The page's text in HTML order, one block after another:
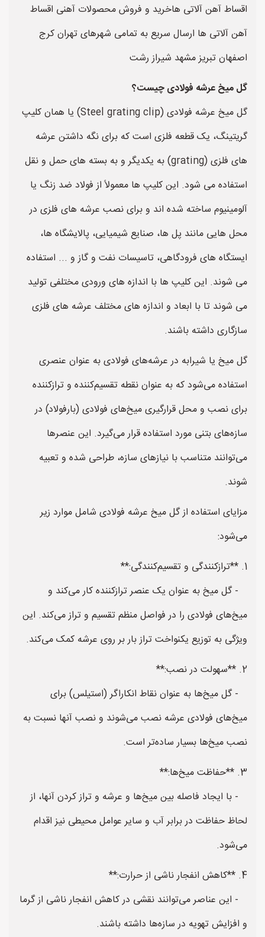
اقساط آهن آلاتی هاخرید و فروش محصولات آهنی اقساط
آهن آلاتی ها ارسال سریع به تمامی شهرهای تهران کرج
اصفهان تبریز مشهد شیراز رشت
گل میخ عرشه فولادی چیست؟
گل میخ عرشه فولادی (Steel grating clip) یا همان کلیپ
گریتینگ، یک قطعه فلزی است که برای نگه داشتن عرشه
های فلزی (grating) به یکدیگر و به بسته های حمل و نقل
استفاده می شود. این کلیپ ها معمولاً از فولاد ضد زنگ یا
آلومینیوم ساخته شده اند و برای نصب عرشه های فلزی در
محل هایی مانند پل ها، صنایع شیمیایی، پالایشگاه ها،
ایستگاه های فرودگاهی، تاسیسات نفت و گاز و ... استفاده
می شوند. این کلیپ ها با اندازه های ورودی مختلفی تولید
می شوند تا با ابعاد و اندازه های مختلف عرشه های فلزی
سازگاری داشته باشند.
گل میخ یا شیرابه در عرشه‌های فولادی به عنوان عنصری
استفاده می‌شود که به عنوان نقطه تقسیم‌کننده و تراز‌کننده
برای نصب و محل قرارگیری میخ‌های فولادی (بارفولاد) در
سازه‌های بتنی مورد استفاده قرار می‌گیرد. این عنصرها
می‌توانند متناسب با نیازهای سازه، طراحی شده و تعبیه
شوند.
مزایای استفاده از گل میخ عرشه فولادی شامل موارد زیر
می‌شود:
1. **ترازکنندگی و تقسیم‌کنندگی:**
- گل میخ به عنوان یک عنصر ترازکننده کار می‌کند و
میخ‌های فولادی را در فواصل منظم تقسیم و تراز می‌کند. این
ویژگی به توزیع یکنواخت تراز بار بر روی عرشه کمک می‌کند.
2. **سهولت در نصب:**
- گل میخ‌ها به عنوان نقاط انکاراگر (استیلس) برای
میخ‌های فولادی عرشه نصب می‌شوند و نصب آنها نسبت به
نصب میخ‌ها بسیار ساده‌تر است.
3. **حفاظت میخ‌ها:**
- با ایجاد فاصله بین میخ‌ها و عرشه و تراز کردن آنها، از
لحاظ حفاظت در برابر آب و سایر عوامل محیطی نیز اقدام
می‌شود.
4. **کاهش انفجار ناشی از حرارت:**
- این عناصر می‌توانند نقشی در کاهش انفجار ناشی از گرما
و افزایش تهویه در سازه‌ها داشته باشند.